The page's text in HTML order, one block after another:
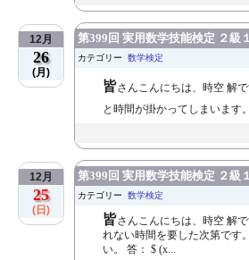
12月
26
(月)
第399回 実用数学技能検定 ２級
カテゴリー 数学検定
皆さんこんにちは、時空 解
と時間が掛かってしまいます
12月
25
(日)
第399回 実用数学技能検定 ２級
カテゴリー 数学検定
皆さんこんにちは、時空 解
れない時間を要した次第です
い。 答： $ (x...